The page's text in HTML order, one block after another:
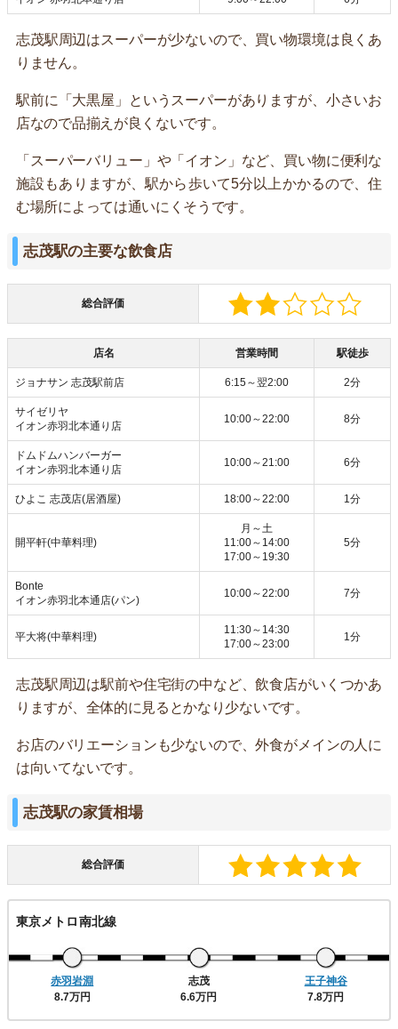
志茂駅周辺はスーパーが少ないので、買い物環境は良くあ
りません。
駅前に「大黒屋」というスーパーがありますが、小さいお
店なので品揃えが良くないです。
「スーパーバリュー」や「イオン」など、買い物に便利な
施設もありますが、駅から歩いて5分以上かかるので、住
む場所によっては通いにくそうです。
志茂駅の主要な飲食店
総合評価
店名 営業時間 駅徒歩
ジョナサン 志茂駅前店 6:15～翌2:00 2分
サイゼリヤ
イオン赤羽北本通り店
10:00～22:00 8分
ドムドムハンバーガー
イオン赤羽北本通り店
10:00～21:00 6分
ひよこ 志茂店(居酒屋) 18:00～22:00 1分
開平軒(中華料理)
月～土
11:00～14:00
17:00～19:30
5分
Bonte
イオン赤羽北本通店(パン)
10:00～22:00 7分
平大将(中華料理)
11:30～14:30
17:00～23:00
1分
志茂駅周辺は駅前や住宅街の中など、飲食店がいくつかあ
りますが、全体的に見るとかなり少ないです。
お店のバリエーションも少ないので、外食がメインの人に
は向いてないです。
志茂駅の家賃相場
総合評価
東京メトロ南北線
赤羽岩淵
8.7万円
志茂
6.6万円
王子神谷
7.8万円